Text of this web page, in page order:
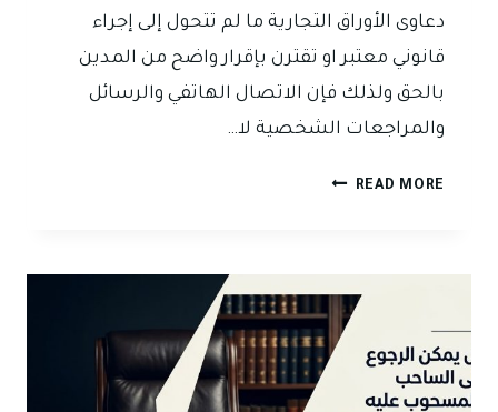
دعاوى الأوراق التجارية ما لم تتحول إلى إجراء
قانوني معتبر او تقترن بإقرار واضح من المدين
بالحق ولذلك فإن الاتصال الهاتفي والرسائل
والمراجعات الشخصية لا…
READ MORE هل
التقادم
في
دعاوى
الأوراق
التجارية